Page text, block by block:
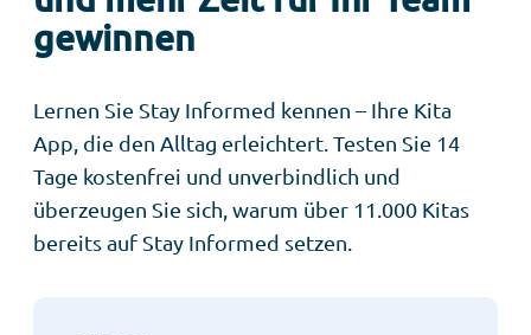
gewinnen
Lernen Sie Stay Informed kennen – Ihre Kita
App, die den Alltag erleichtert. Testen Sie 14
Tage kostenfrei und unverbindlich und
überzeugen Sie sich, warum über 11.000 Kitas
bereits auf Stay Informed setzen.